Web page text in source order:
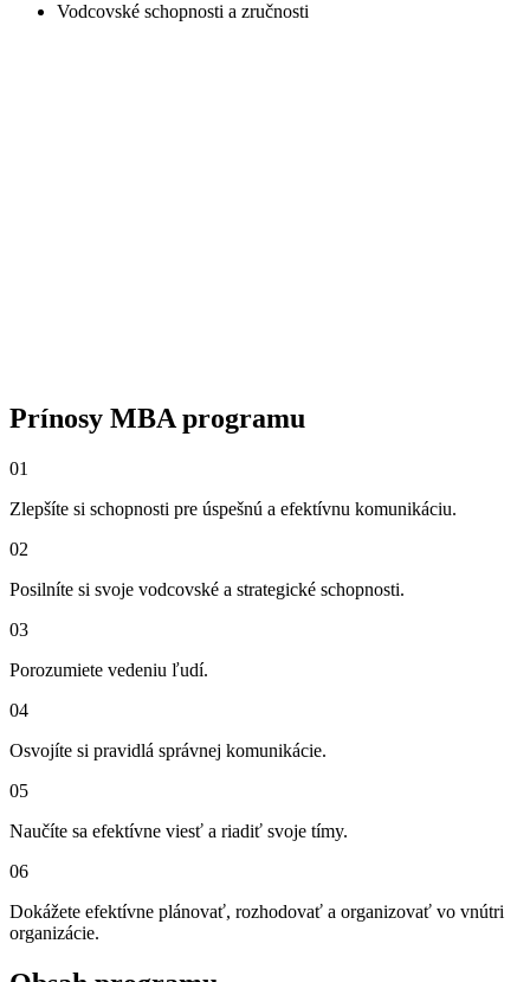
Vodcovské schopnosti a zručnosti
Prínosy MBA programu
01
Zlepšíte si schopnosti pre úspešnú a efektívnu komunikáciu.
02
Posilníte si svoje vodcovské a strategické schopnosti.
03
Porozumiete vedeniu ľudí.
04
Osvojíte si pravidlá správnej komunikácie.
05
Naučíte sa efektívne viesť a riadiť svoje tímy.
06
Dokážete efektívne plánovať, rozhodovať a organizovať vo vnútri
organizácie.